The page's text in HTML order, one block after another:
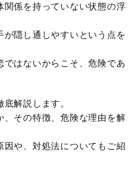
係を持っていない状態の浮
隠し通しやすいという点を
ではないからこそ、危険であ
解説します。
その特徴、危険な理由を解
や、対処法についてもご紹